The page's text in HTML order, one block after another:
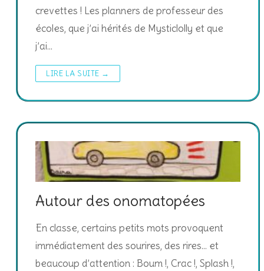
crevettes ! Les planners de professeur des
écoles, que j’ai hérités de Mysticlolly et que
j’ai…
LIRE LA SUITE →
Autour des onomatopées
En classe, certains petits mots provoquent
immédiatement des sourires, des rires… et
beaucoup d’attention : Boum !, Crac !, Splash !,